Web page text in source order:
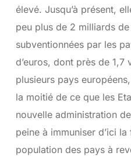
élevé. Jusqu’à présent,
peu plus de 2 milliards
subventionnées par les
d’euros, dont près de
plusieurs pays
la moitié de ce que les
nouvelle administration
peine à immuniser d’ici
population des pays à